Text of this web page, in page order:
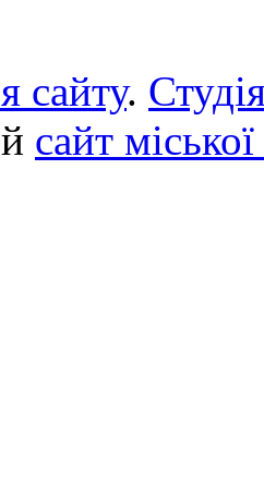
сайту.
сайт